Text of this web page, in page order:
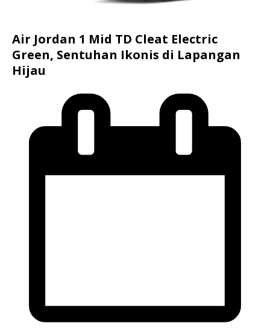
Air Jordan 1 Mid TD Cleat Electric
Green, Sentuhan Ikonis di Lapangan
Hijau